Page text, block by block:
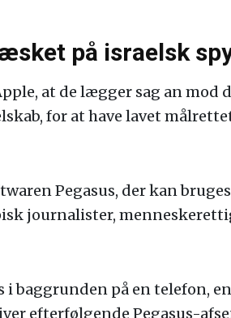
på israelsk
at de lægger sag an mod
for at have lavet
Pegasus, der kan
journalister,
i baggrunden på en telefon,
efterfølgende Pegasus-